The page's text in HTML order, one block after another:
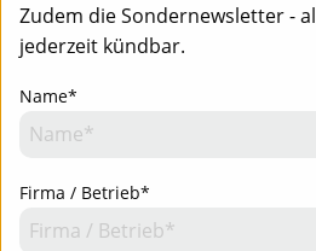
Zudem die Sondernewsletter -
jederzeit kündbar.
Name*
Firma / Betrieb*